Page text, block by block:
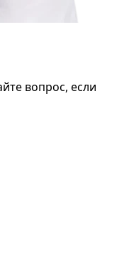
вопрос, если